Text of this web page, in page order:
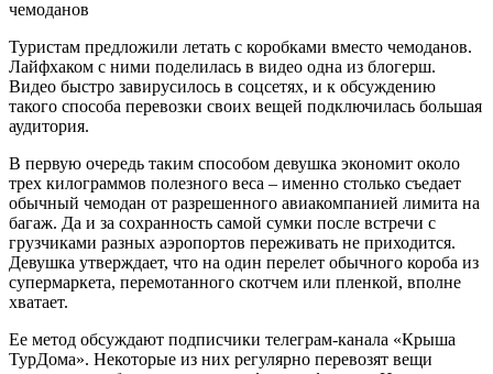
Туристам предложили летать с коробками вместо чемоданов.
Лайфхаком с ними поделилась в видео одна из блогерш.
Видео быстро завирусилось в соцсетях, и к обсуждению
такого способа перевозки своих вещей подключилась большая
аудитория.
В первую очередь таким способом девушка экономит около
трех килограммов полезного веса – именно столько съедает
обычный чемодан от разрешенного авиакомпанией лимита на
багаж. Да и за сохранность самой сумки после встречи с
грузчиками разных аэропортов переживать не приходится.
Девушка утверждает, что на один перелет обычного короба из
супермаркета, перемотанного скотчем или пленкой, вполне
хватает.
Ее метод обсуждают подписчики телеграм-канала «Крыша
ТурДома». Некоторые из них регулярно перевозят вещи